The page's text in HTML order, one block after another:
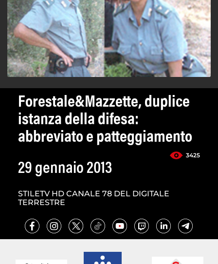
Forestale&Mazzette, duplice
istanza della difesa:
abbreviato e patteggiamento
3425
29 gennaio 2013
STILETV HD CANALE 78 DEL DIGITALE
TERRESTRE